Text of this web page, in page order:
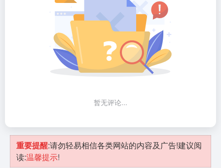
暂无评论...
重要提醒:请勿轻易相信各类网站的内容及广告!建议阅
读:温馨提示!